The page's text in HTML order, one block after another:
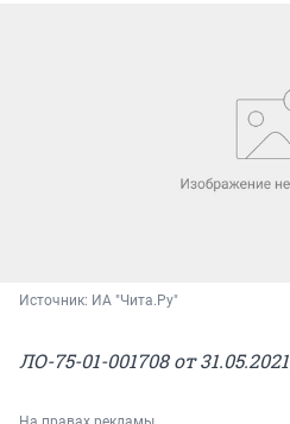
Источник: ИА "Чита.Ру"
ЛО-75-01-001708 от 31.05.2021